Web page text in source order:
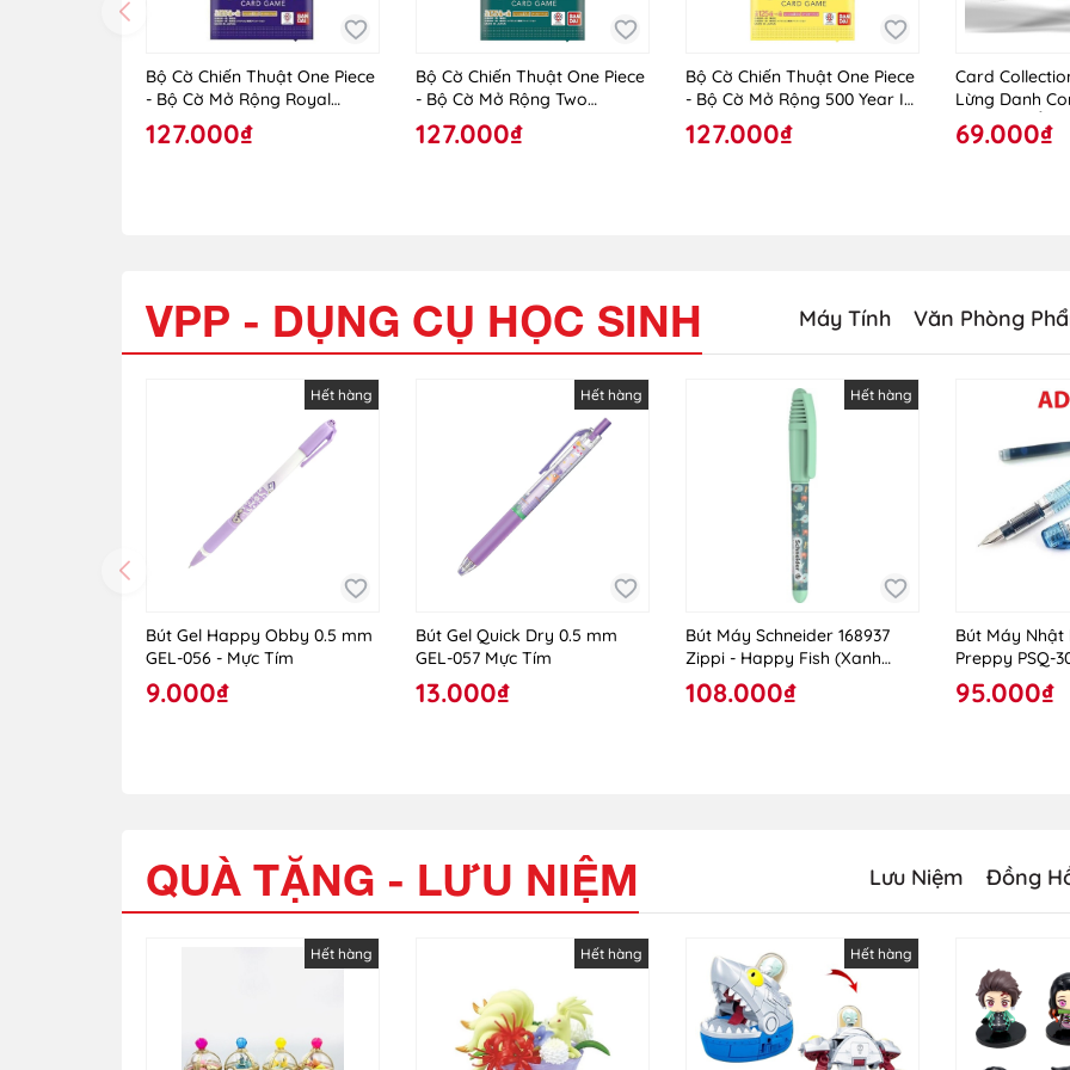
Bộ Cờ Chiến Thuật One Piece
- Bộ Cờ Mở Rộng Royal
Blood OP-10 - TCG - One
Piece - Vol.10
127.000₫
Bộ Cờ Chiến Thuật One Piece
- Bộ Cờ Mở Rộng Two
Legends OP-08
127.000₫
Bộ Cờ Chiến Thuật One Piece
- Bộ Cờ Mở Rộng 500 Year In
The Future
127.000₫
Card
Lừng Danh
2025 - Dư
- Character In
69.000₫
VPP - DỤNG CỤ HỌC SINH Máy Tính Văn Phòng
Hết hàng
Bút Gel Happy Obby 0.5 mm
GEL-056 - Mực Tím
9.000₫
Hết hàng
Bút Gel Quick Dry 0.5 mm
GEL-057 Mực Tím
13.000₫
Hết hàng
Bút Máy Schneider 168937
Zippi - Happy Fish (Xanh
Nhạt)
108.000₫
Bút Máy Nhật
Preppy PSQ-
Xanh
95.000₫
QUÀ TẶNG - LƯU NIỆM Lưu Niệm Đồng
Hết hàng Hết hàng Hết hàng